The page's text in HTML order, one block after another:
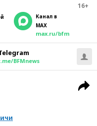
16+
Канал в
MAX
max.ru/bfm
BFMnews